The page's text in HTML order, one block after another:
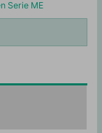
Serie ME